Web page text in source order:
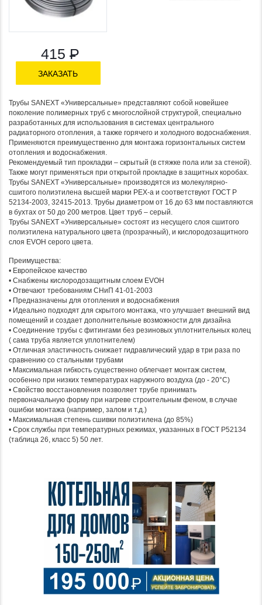
415 Р
ЗАКАЗАТЬ
Трубы SANEXT «Универсальные» представляют собой новейшее
поколение полимерных труб с многослойной структурой, специально
разработанных для использования в системах центрального
радиаторного отопления, а также горячего и холодного водоснабжения.
Применяются преимущественно для монтажа горизонтальных систем
отопления и водоснабжения.
Рекомендуемый тип прокладки – скрытый (в стяжке пола или за стеной).
Также могут применяться при открытой прокладке в защитных коробах.
Трубы SANEXT «Универсальные» производятся из молекулярно-
сшитого полиэтилена высшей марки РЕХ-а и соответствуют ГОСТ Р
52134-2003, 32415-2013. Трубы диаметром от 16 до 63 мм поставляются
в бухтах от 50 до 200 метров. Цвет труб – серый.
Трубы SANEXT «Универсальные» состоят из несущего слоя сшитого
полиэтилена натурального цвета (прозрачный), и кислородозащитного
слоя EVOH серого цвета.
Преимущества:
• Европейское качество
• Снабжены кислородозащитным слоем EVOH
• Отвечают требованиям СНиП 41-01-2003
• Предназначены для отопления и водоснабжения
• Идеально подходят для скрытого монтажа, что улучшает внешний вид
помещений и создает дополнительные возможности для дизайна
• Соединение трубы с фитингами без резиновых уплотнительных колец
( сама труба является уплотнителем)
• Отличная эластичность снижает гидравлический удар в три раза по
сравнению со стальными трубами
• Максимальная гибкость существенно облегчает монтаж систем,
особенно при низких температурах наружного воздуха (до - 20°С)
• Свойство восстановления позволяет трубе принимать
первоначальную форму при нагреве строительным феном, в случае
ошибки монтажа (например, залом и т.д.)
• Максимальная степень сшивки полиэтилена (до 85%)
• Срок службы при температурных режимах, указанных в ГОСТ Р52134
(таблица 26, класс 5) 50 лет.